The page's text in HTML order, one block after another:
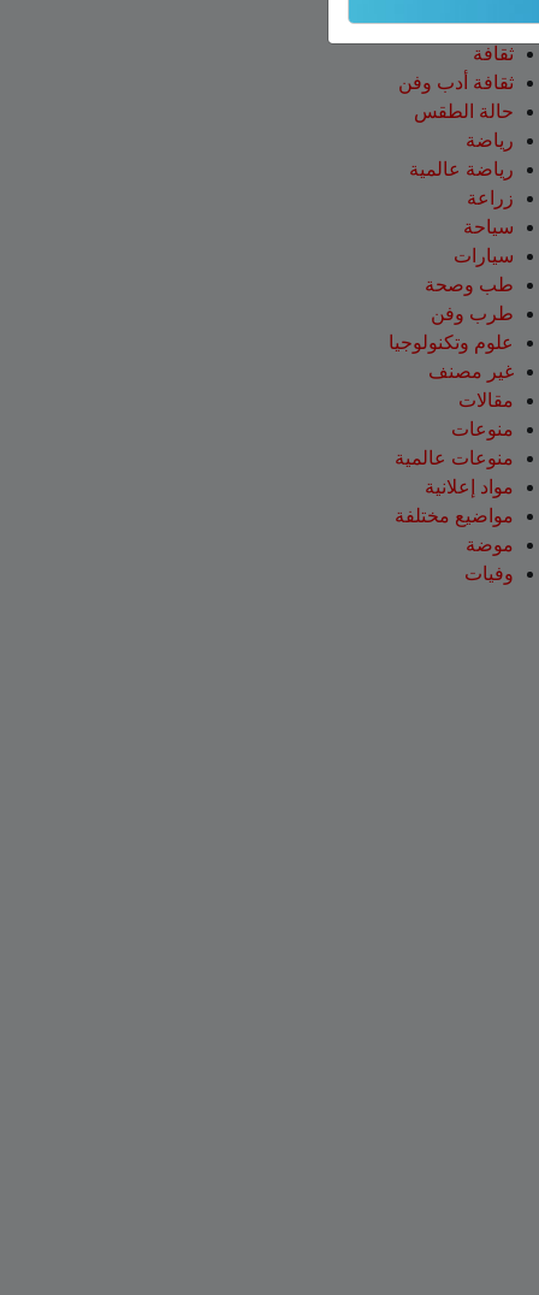
تعليم ومدارس
ثقافة
ثقافة أدب وفن
حالة الطقس
رياضة
رياضة عالمية
زراعة
سياحة
سيارات
طب وصحة
طرب وفن
علوم وتكنولوجيا
غير مصنف
مقالات
منوعات
منوعات عالمية
مواد إعلانية
مواضيع مختلفة
موضة
وفيات